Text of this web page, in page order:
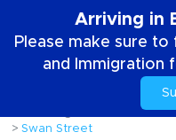
Arriving in
Please make sure
and Immigration
Dingen om te doen
Swan Street